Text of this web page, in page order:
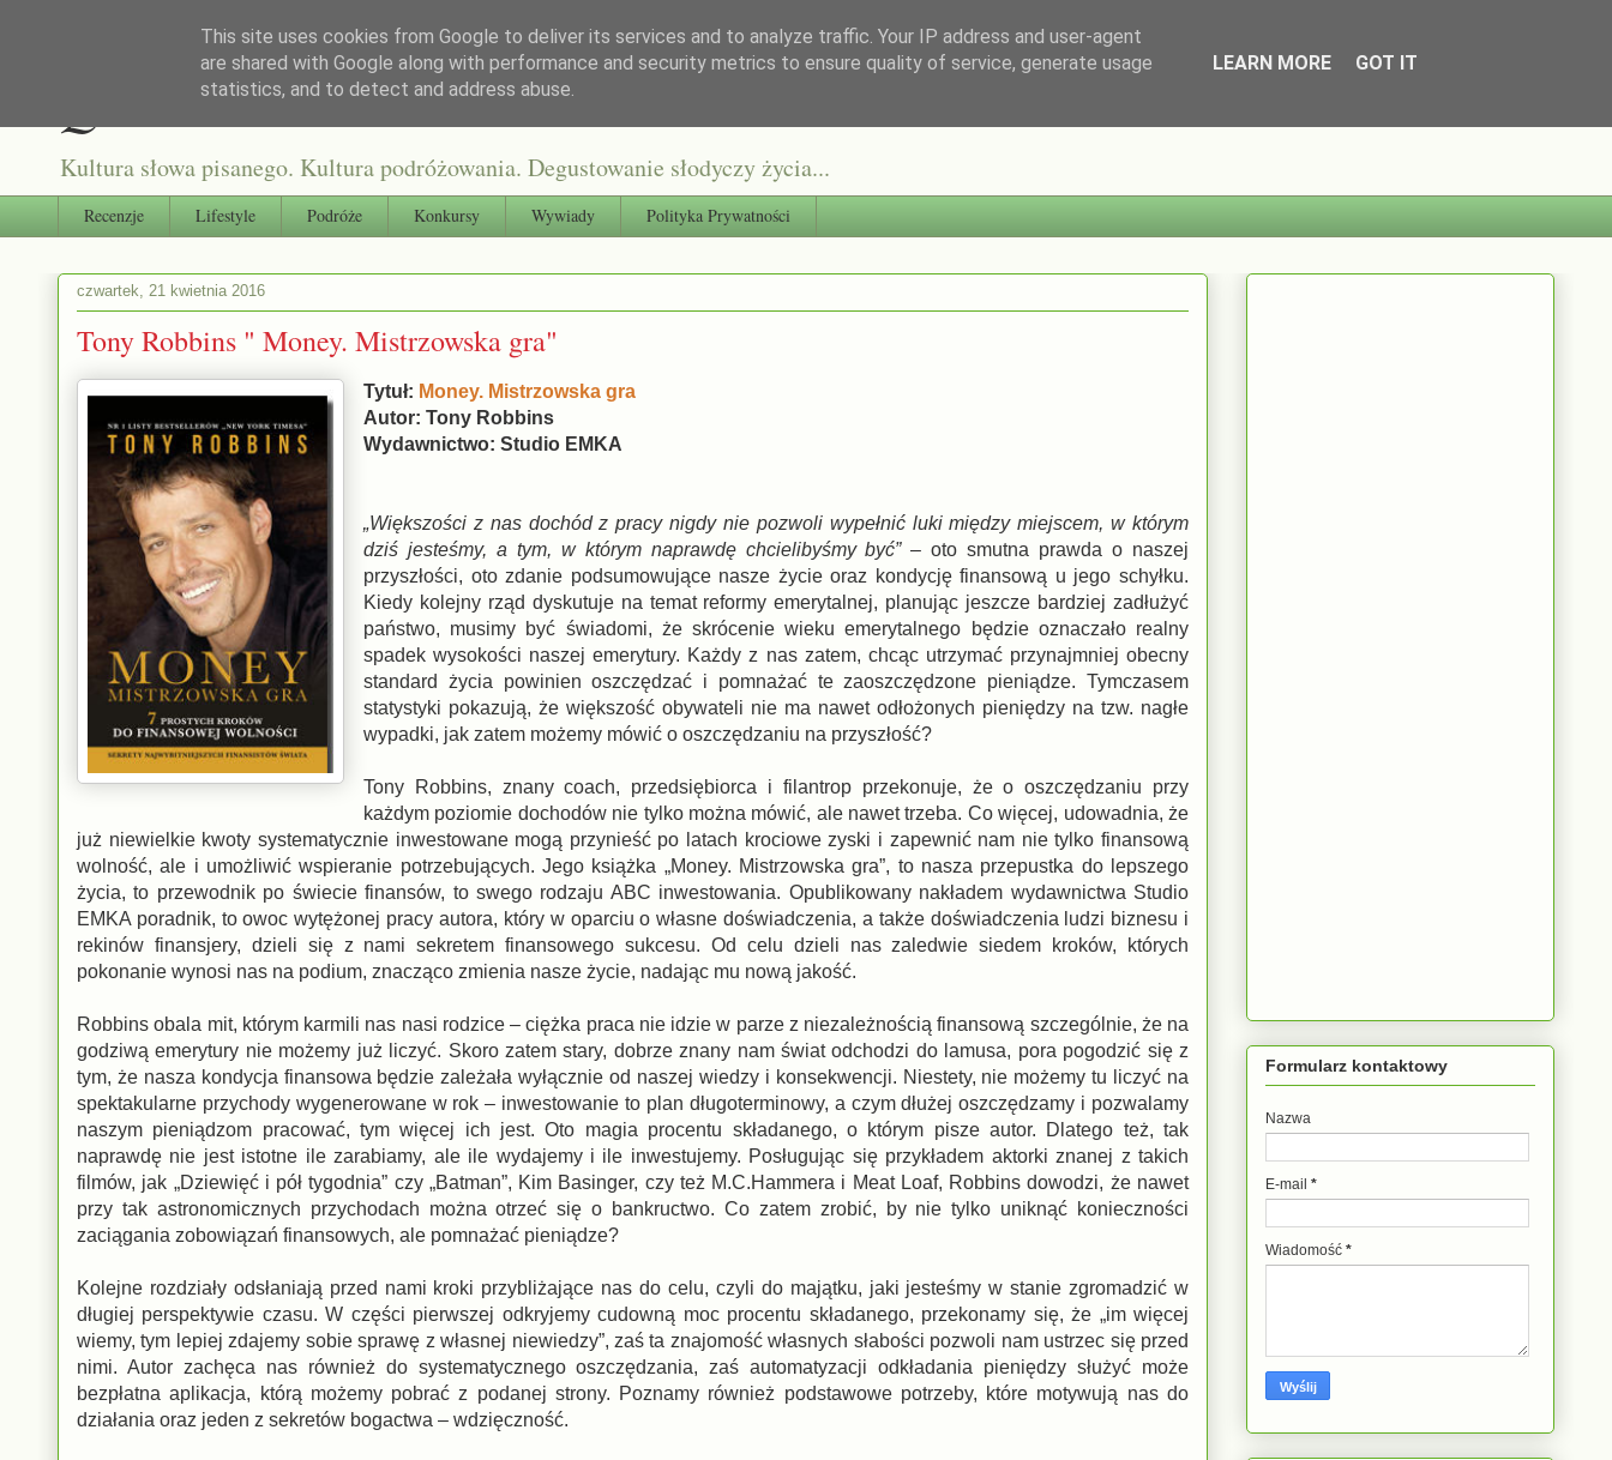
Qultura słowa
Kultura słowa pisanego. Kultura podróżowania. Degustowanie słodyczy życia...
Recenzje Lifestyle Podróże Konkursy Wywiady Polityka Prywatności
czwartek, 21 kwietnia 2016
Tony Robbins " Money. Mistrzowska gra"
Tytuł: Money. Mistrzowska gra
Autor: Tony Robbins
Wydawnictwo: Studio EMKA
„Większości z nas dochód z pracy nigdy nie pozwoli wypełnić luki między miejscem, w którym
dziś jesteśmy, a tym, w którym naprawdę chcielibyśmy być”– oto smutna prawda o naszej
przyszłości, oto zdanie podsumowujące nasze życie oraz kondycję finansową u jego schyłku.
Kiedy kolejny rząd dyskutuje na temat reformy emerytalnej, planując jeszcze bardziej zadłużyć
państwo, musimy być świadomi, że skrócenie wieku emerytalnego będzie oznaczało realny
spadek wysokości naszej emerytury. Każdy z nas zatem, chcąc utrzymać przynajmniej obecny
standard życia powinien oszczędzać i pomnażać te zaoszczędzone pieniądze. Tymczasem
statystyki pokazują, że większość obywateli nie ma nawet odłożonych pieniędzy na tzw. nagłe
wypadki, jak zatem możemy mówić o oszczędzaniu na przyszłość?
Tony Robbins, znany coach, przedsiębiorca i filantrop przekonuje, że o oszczędzaniu przy
każdym poziomie dochodów nie tylko można mówić, ale nawet trzeba. Co więcej, udowadnia, że
już niewielkie kwoty systematycznie inwestowane mogą przynieść po latach krociowe zyski i zapewnić nam nie tylko finansową
wolność, ale i umożliwić wspieranie potrzebujących. Jego książka „Money. Mistrzowska gra”, to nasza przepustka do lepszego
życia, to przewodnik po świecie finansów, to swego rodzaju ABC inwestowania. Opublikowany nakładem wydawnictwa Studio
EMKA poradnik, to owoc wytężonej pracy autora, który w oparciu o własne doświadczenia, a także doświadczenia ludzi biznesu i
rekinów finansjery, dzieli się z nami sekretem finansowego sukcesu. Od celu dzieli nas zaledwie siedem kroków, których
pokonanie wynosi nas na podium, znacząco zmienia nasze życie, nadając mu nową jakość.
Robbins obala mit, którym karmili nas nasi rodzice – ciężka praca nie idzie w parze z niezależnością finansową szczególnie, że na
godziwą emerytury nie możemy już liczyć. Skoro zatem stary, dobrze znany nam świat odchodzi do lamusa, pora pogodzić się z
tym, że nasza kondycja finansowa będzie zależała wyłącznie od naszej wiedzy i konsekwencji. Niestety, nie możemy tu liczyć na
spektakularne przychody wygenerowane w rok – inwestowanie to plan długoterminowy, a czym dłużej oszczędzamy i pozwalamy
naszym pieniądzom pracować, tym więcej ich jest. Oto magia procentu składanego, o którym pisze autor. Dlatego też, tak
naprawdę nie jest istotne ile zarabiamy, ale ile wydajemy i ile inwestujemy. Posługując się przykładem aktorki znanej z takich
filmów, jak „Dziewięć i pół tygodnia” czy „Batman”, Kim Basinger, czy też M.C.Hammera i Meat Loaf, Robbins dowodzi, że nawet
przy tak astronomicznych przychodach można otrzeć się o bankructwo. Co zatem zrobić, by nie tylko uniknąć konieczności
zaciągania zobowiązań finansowych, ale pomnażać pieniądze?
Kolejne rozdziały odsłaniają przed nami kroki przybliżające nas do celu, czyli do majątku, jaki jesteśmy w stanie zgromadzić w
długiej perspektywie czasu. W części pierwszej odkryjemy cudowną moc procentu składanego, przekonamy się, że „im więcej
wiemy, tym lepiej zdajemy sobie sprawę z własnej niewiedzy”, zaś ta znajomość własnych słabości pozwoli nam ustrzec się przed
nimi. Autor zachęca nas również do systematycznego oszczędzania, zaś automatyzacji odkładania pieniędzy służyć może
bezpłatna aplikacja, którą możemy pobrać z podanej strony. Poznamy również podstawowe potrzeby, które motywują nas do
działania oraz jeden z sekretów bogactwa – wdzięczność.
Formularz kontaktowy
Nazwa
E-mail *
Wiadomość *
This site uses cookies from Google to deliver its services and to analyze traffic. Your IP address and user-agent
are shared with Google along with performance and security metrics to ensure quality of service, generate usage
statistics, and to detect and address abuse.
LEARN MORE GOT IT